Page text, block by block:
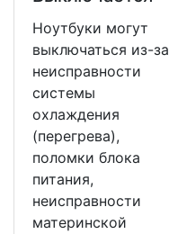
Ноутбуки могут
выключаться из-за
неисправности
системы
охлаждения
(перегрева),
поломки блока
питания,
неисправности
материнской